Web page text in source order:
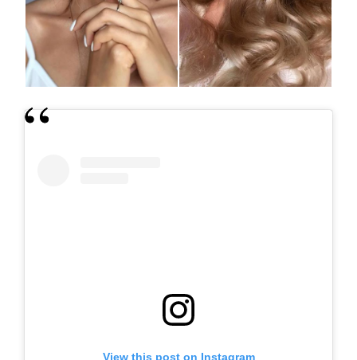
View this post on Instagram